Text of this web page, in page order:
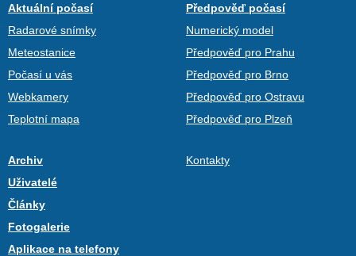
Aktuální počasí
Radarové snímky
Meteostanice
Počasí u vás
Webkamery
Teplotní mapa
Předpověď počasí
Numerický model
Předpověď pro Prahu
Předpověď pro Brno
Předpověď pro Ostravu
Předpověď pro Plzeň
Archiv
Uživatelé
Články
Fotogalerie
Aplikace na telefony
Kontakty